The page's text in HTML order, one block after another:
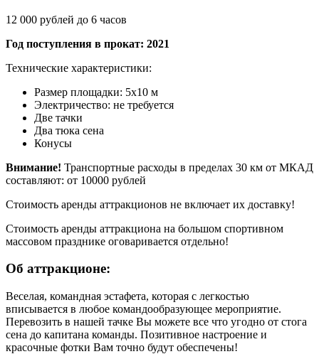
12 000 рублей до 6 часов
Год поступления в прокат: 2021
Технические характеристики:
Размер площадки: 5х10 м
Электричество: не требуется
Две тачки
Два тюка сена
Конусы
Внимание! Транспортные расходы в пределах 30 км от МКАД
составляют: от 10000 рублей
Стоимость аренды аттракционов не включает их доставку!
Стоимость аренды аттракциона на большом спортивном
массовом празднике оговаривается отдельно!
Об аттракционе:
Веселая, командная эстафета, которая с легкостью
вписывается в любое командообразующее мероприятие.
Перевозить в нашей тачке Вы можете все что угодно от стога
сена до капитана команды. Позитивное настроение и
красочные фотки Вам точно будут обеспечены!